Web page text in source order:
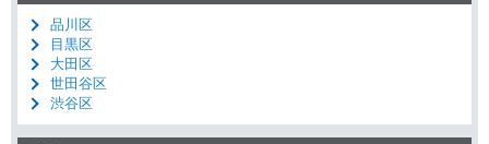
品川区
目黒区
大田区
世田谷区
渋谷区